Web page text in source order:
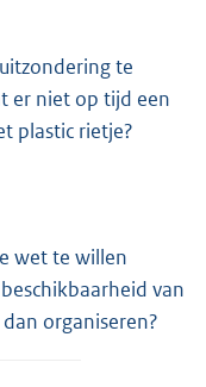
te
er niet op tijd een
plastic rietje?
wet te willen
van
organiseren?